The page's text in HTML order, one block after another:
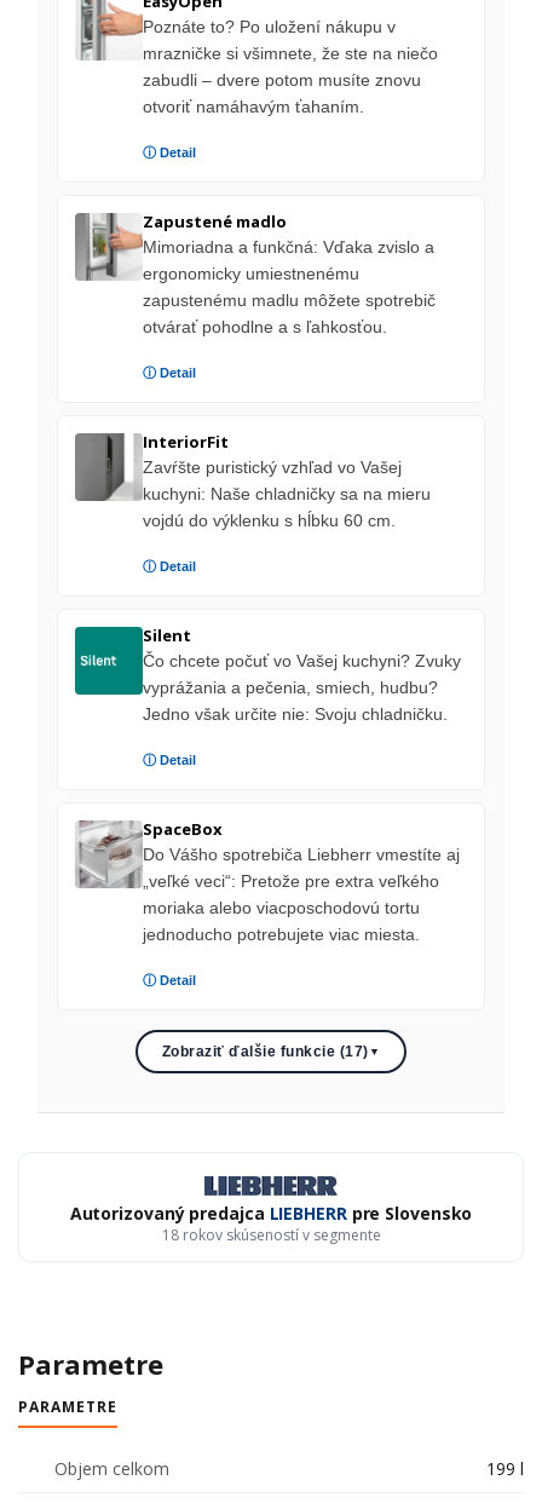
Poznáte to? Po uložení nákupu v
mrazničke si všimnete, že ste na niečo
zabudli – dvere potom musíte znovu
otvoriť namáhavým ťahaním.
ⓘ Detail
Zapustené madlo
Mimoriadna a funkčná: Vďaka zvislo a
ergonomicky umiestnenému
zapustenému madlu môžete spotrebič
otvárať pohodlne a s ľahkosťou.
ⓘ Detail
InteriorFit
Zavŕšte puristický vzhľad vo Vašej
kuchyni: Naše chladničky sa na mieru
vojdú do výklenku s hĺbku 60 cm.
ⓘ Detail
Silent
Čo chcete počuť vo Vašej kuchyni? Zvuky
vyprážania a pečenia, smiech, hudbu?
Jedno však určite nie: Svoju chladničku.
ⓘ Detail
SpaceBox
Do Vášho spotrebiča Liebherr vmestíte aj
„veľké veci“: Pretože pre extra veľkého
moriaka alebo viacposchodovú tortu
jednoducho potrebujete viac miesta.
ⓘ Detail
Zobraziť ďalšie funkcie (17) ▼
Autorizovaný predajca LIEBHERRpre Slovensko
18 rokov skúseností v segmente
Parametre
PARAMETRE
Objem celkom 199 l